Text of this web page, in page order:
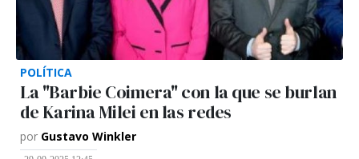
POLÍTICA
La "Barbie Coimera" con la que se burlan
de Karina Milei en las redes
por Gustavo Winkler